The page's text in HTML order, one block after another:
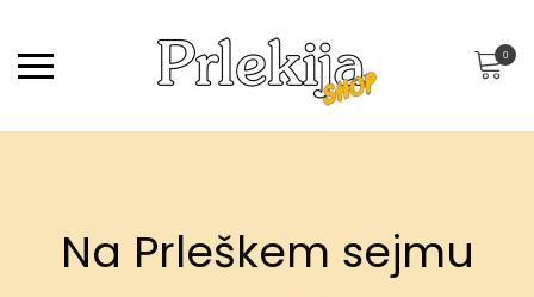
0
Na Prleškem sejmu